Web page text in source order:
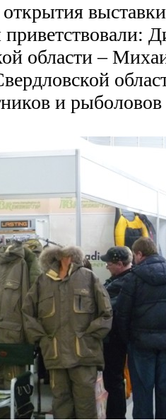
приветствовали:
области –
и